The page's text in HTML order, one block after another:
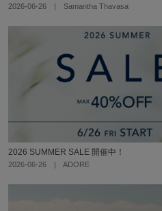
2026-06-26 | Samantha Thavasa
2026 SUMMER SALE 開催中！
2026-06-26 | ADORE